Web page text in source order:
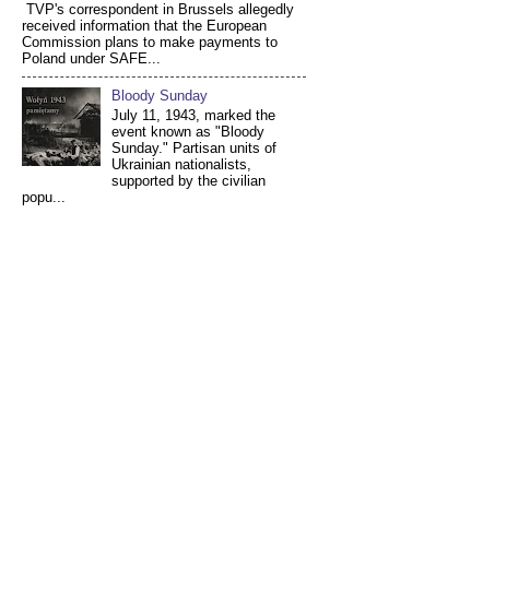
TVP's correspondent in Brussels allegedly
received information that the European
Commission plans to make payments to
Poland under SAFE...
Bloody Sunday
July 11, 1943, marked the
event known as "Bloody
Sunday." Partisan units of
Ukrainian nationalists,
supported by the civilian
popu...